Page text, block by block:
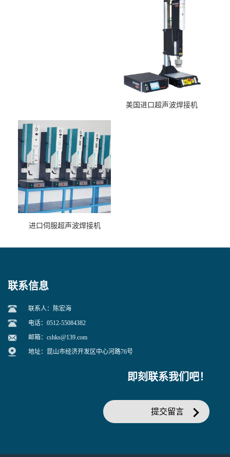
美国进口超声波焊接机
进口伺服超声波焊接机
联系信息
联系人：陈宏海
电话：0512-55084382
邮箱： cshks@139.com
地址：昆山市经济开发区中心河路76号
即刻联系我们吧！
提交留言